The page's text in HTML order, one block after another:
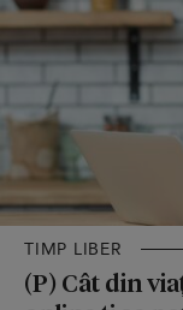
TIMP LIBER
(P) Cât din